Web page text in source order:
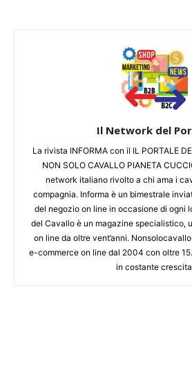
Il Network del
La rivista INFORMA con il IL PORTALE
NON SOLO CAVALLO PIANETA
network italiano rivolto a chi ama i
compagnia. Informa è un bimestrale
del negozio on line in occasione di ogni
del Cavallo è un magazine specialistico,
on line da oltre vent’anni.
e-commerce on line dal 2004 con oltre
in costante